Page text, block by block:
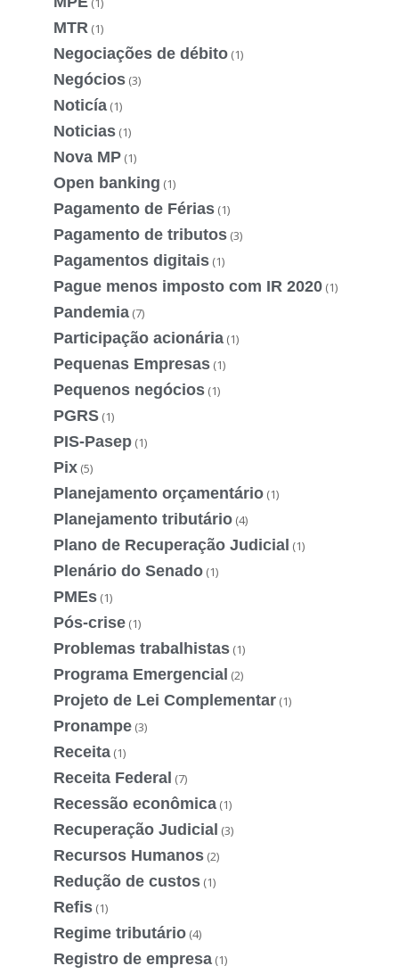
MTR (1)
Negociações de débito (1)
Negócios (3)
Noticía (1)
Noticias (1)
Nova MP (1)
Open banking (1)
Pagamento de Férias (1)
Pagamento de tributos (3)
Pagamentos digitais (1)
Pague menos imposto com IR 2020 (1)
Pandemia (7)
Participação acionária (1)
Pequenas Empresas (1)
Pequenos negócios (1)
PGRS (1)
PIS-Pasep (1)
Pix (5)
Planejamento orçamentário (1)
Planejamento tributário (4)
Plano de Recuperação Judicial (1)
Plenário do Senado (1)
PMEs (1)
Pós-crise (1)
Problemas trabalhistas (1)
Programa Emergencial (2)
Projeto de Lei Complementar (1)
Pronampe (3)
Receita (1)
Receita Federal (7)
Recessão econômica (1)
Recuperação Judicial (3)
Recursos Humanos (2)
Redução de custos (1)
Refis (1)
Regime tributário (4)
Registro de empresa (1)